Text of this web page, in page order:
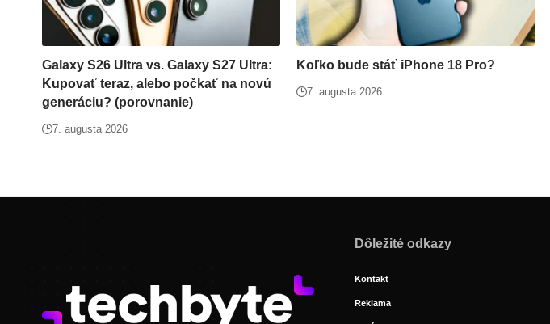
Galaxy S26 Ultra vs. Galaxy S27 Ultra:
Kupovať teraz, alebo počkať na novú
generáciu? (porovnanie)
7. augusta 2026
Koľko bude stáť iPhone 18 Pro?
7. augusta 2026
Dôležité odkazy
Kontakt
Reklama